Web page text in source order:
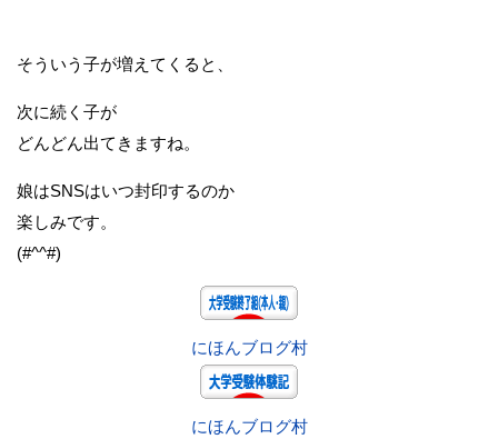
そういう子が増えてくると、
次に続く子が
どんどん出てきますね。
娘はSNSはいつ封印するのか
楽しみです。
(#^^#)
にほんブログ村
にほんブログ村